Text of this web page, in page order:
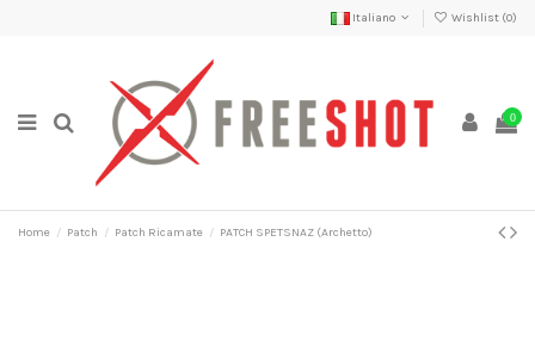
Italiano Wishlist (0)
0
Home Patch Patch Ricamate PATCH SPETSNAZ (Archetto)